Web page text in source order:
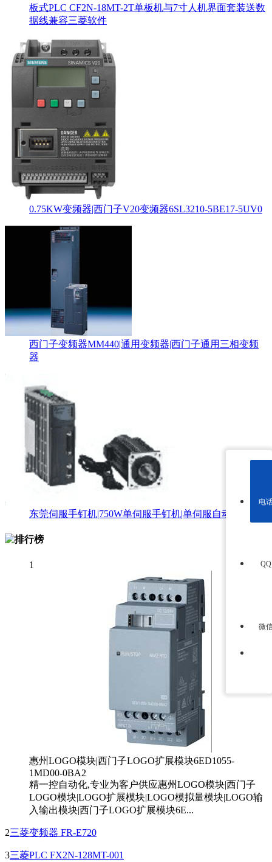
板式PLC CF2N-18MT-2T单板机与7寸人机界面套装送数
据线兼容三菱软件
0.75KW变频器|西门子V20变频器6SL3210-5BE17-5UV0
西门子变频器MM440|通用变频器|西门子通用三相变频
器
东莞伺服手钉机|750W单伺服手钉机|单伺服自动钉箱机
1
惠州LOGO模块|西门子LOGO扩展模块6ED1055-
1MD00-0BA2
精一控自动化,专业为客户供应惠州LOGO模块|西门子
LOGO模块|LOGO扩展模块|LOGO模拟量模块|LOGO输
入输出模块|西门子LOGO扩展模块6E...
2三菱变频器 FR-E720
3三菱PLC FX2N-128MT-001
电
微